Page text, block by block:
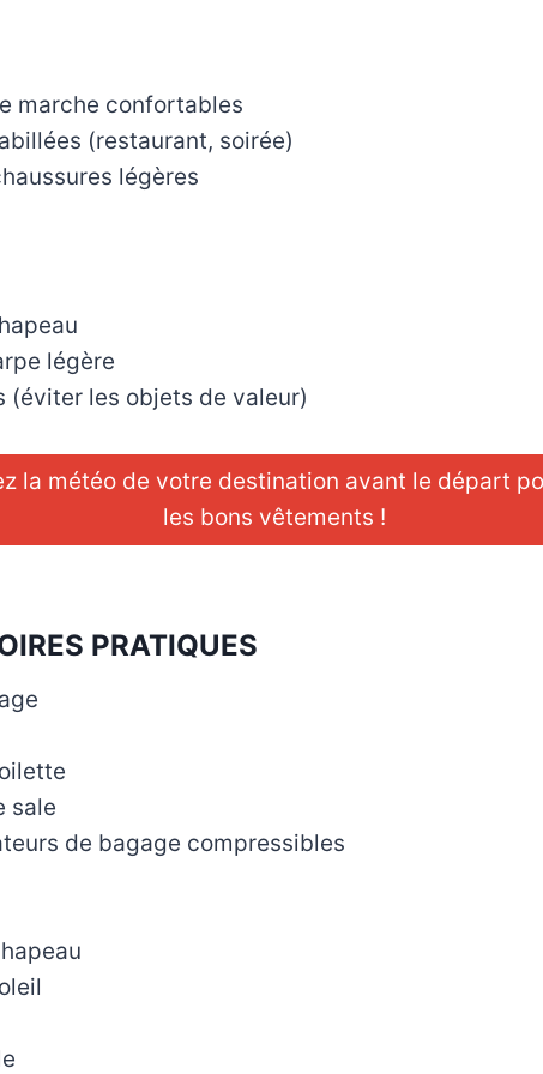
marche confortables
(restaurant, soirée)
légères
légère
(éviter les objets de valeur)
la météo de votre destination avant le départ
les bons vêtements !
PRATIQUES
sale
de bagage compressibles